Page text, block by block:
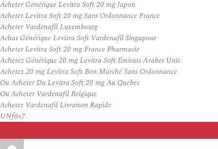
Acheter Générique Levitra Soft 20 mg Japon
Acheter Levitra Soft 20 mg Sans Ordonnance France
Acheter Vardenafil Luxembourg
Achat Générique Levitra Soft Vardenafil Singapour
Acheter Levitra Soft 20 mg France Pharmacie
Achetez Générique 20 mg Levitra Soft Émirats Arabes Unis
Achetez 20 mg Levitra Soft Bon Marché Sans Ordonnance
Ou Acheter Du Levitra Soft 20 mg Au Quebec
Ou Acheter Vardenafil Belgique
Acheter Vardenafil Livraison Rapide
UNf0x7